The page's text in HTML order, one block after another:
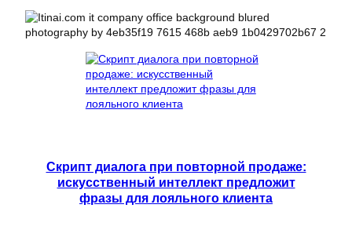
Скрипт диалога при повторной продаже:
искусственный интеллект предложит
фразы для лояльного клиента